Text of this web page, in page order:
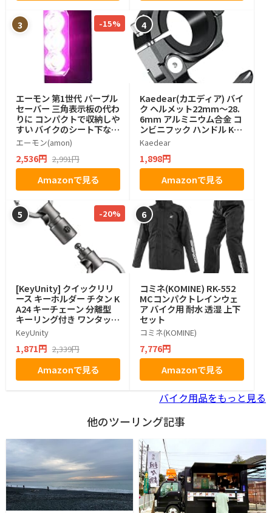
3 -15%
エーモン 第1世代 パープル
セーバー 三角表示板の代わ
りに コンパクトで収納しや
すい バイクのシート下など
停止表示灯 道路交通法施行
規則適合品 土屋圭市氏推奨
6910
エーモン(amon)
2,536円 2,991円
Amazonで見る
4
Kaedear(カエディア) バイ
ク ヘルメット22mm～28.
6mm アルミニウム合金 コ
ンビニフック ハンドル KD
R-RF2 (リングタイプ)
Kaedear
1,898円
Amazonで見る
5 -20%
[KeyUnity] クイックリリ
ース キーホルダー チタン K
A24 キーチェーン 分離型
キーリング付き ワンタッチ
おしゃれ リリーサー 着脱
式 360°回転 小型 軽量 錆び
ない 鍵 紛失防止 グッズ
KeyUnity
1,871円 2,339円
Amazonで見る
6
コミネ(KOMINE) RK-552
MCコンパクトレインウェ
ア バイク用 耐水 透湿 上下
セット
コミネ(KOMINE)
7,776円
Amazonで見る
バイク用品をもっと見る
他のツーリング記事